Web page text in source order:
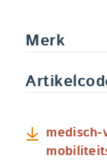
Merk
medisch-